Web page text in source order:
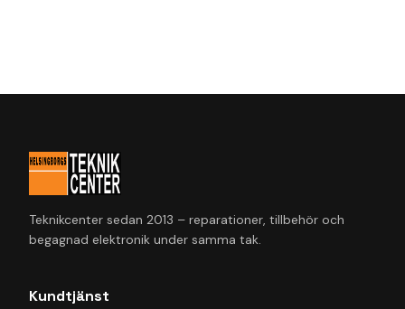
Teknikcenter sedan 2013 – reparationer, tillbehör och
begagnad elektronik under samma tak.
Kundtjänst